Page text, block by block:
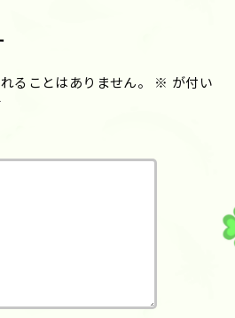
ることはありません。 ※ が付い